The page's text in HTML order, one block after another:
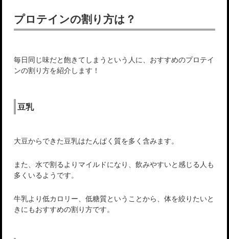
プロテインの割り方は？
毎日同じ味だと飽きてしまうという人に、おすすめのプロテイ
ンの割り方を紹介します！
豆乳
大豆からできた豆乳はたんぱく質を多く含みます。
また、水で割るよりマイルドになり、飲みやすいと感じる人も
多くいるようです。
牛乳より低カロリー、低糖質ということから、体を絞りたいと
きにもおすすめの割り方です。